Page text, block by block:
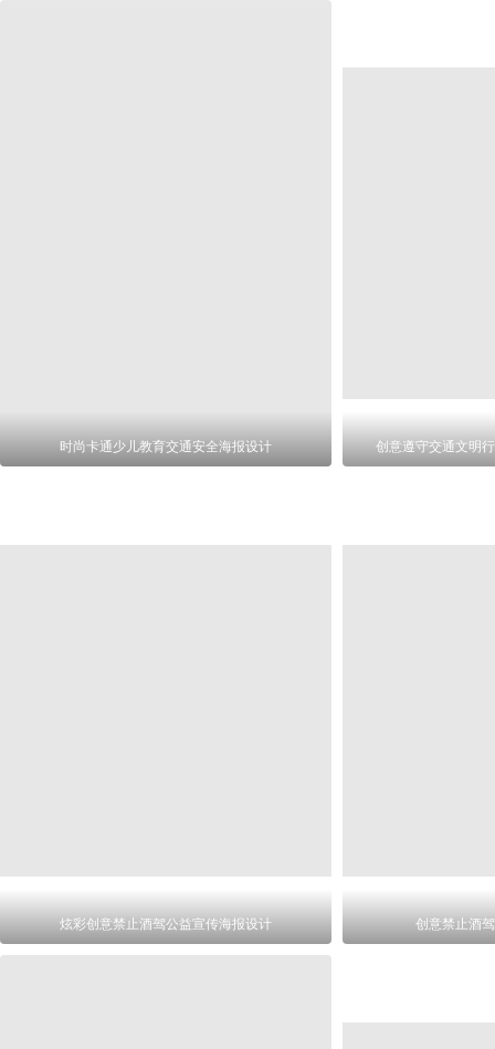
时尚卡通少儿教育交通安全海报设计 创意遵守交通文明
炫彩创意禁止酒驾公益宣传海报设计 创意禁止酒